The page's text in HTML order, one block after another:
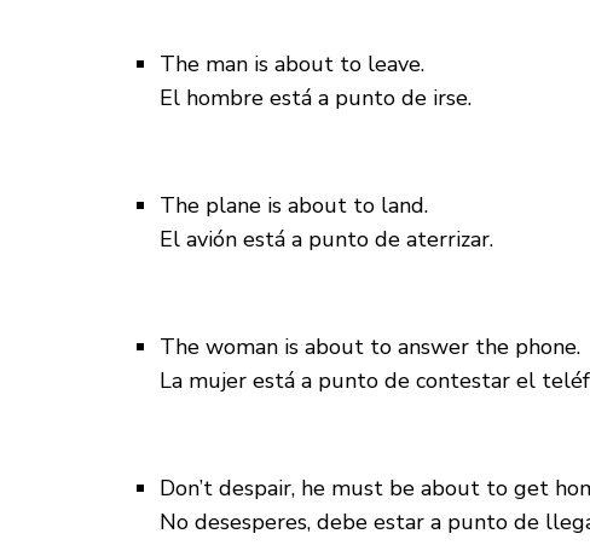
The man is about to leave.
El hombre está a punto de irse.
The plane is about to land.
El avión está a punto de aterrizar.
The woman is about to answer the phone.
La mujer está a punto de contestar el
Don’t despair, he must be about to get
No desesperes, debe estar a punto de